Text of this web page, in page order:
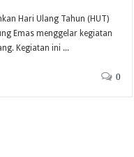
Hari Ulang Tahun (HUT)
Emas menggelar kegiatan
Kegiatan ini ...
0